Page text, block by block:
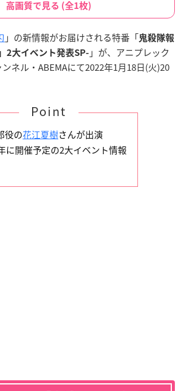
高画質で見る (全1枚)
」の新情報がお届けされる特番「鬼殺隊報
2大イベント発表SP- 」が、アニプレック
ネル・ABEMAにて2022年1月18日(火)20
Point
役の花江夏樹さんが出演
に開催予定の2大イベント情報